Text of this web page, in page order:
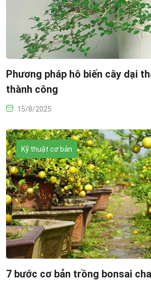
Phương pháp hô biến cây dại
thành công
15/8/2025
Kỹ thuật cơ bản
7 bước cơ bản trồng bonsai